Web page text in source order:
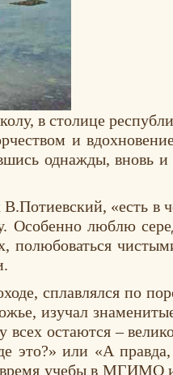
в столице
и
однажды, вновь
«есть в
Особенно люблю
полюбоваться
сплавлялся по
изучал
остаются –
это?» или «А
время учебы в МГИМО